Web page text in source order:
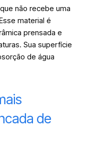
não recebe uma
material é
prensada e
Sua superfície
de água
de